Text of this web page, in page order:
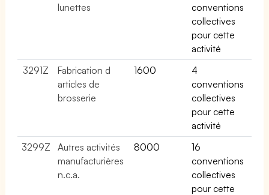
lunettes
conventions
collectives
pour cette
activité
3291Z
Fabrication d
articles de
brosserie
1600
4
conventions
collectives
pour cette
activité
3299Z
Autres activités
manufacturières
n.c.a.
8000
16
conventions
collectives
pour cette